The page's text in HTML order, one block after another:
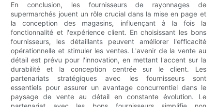
En conclusion, les fournisseurs de rayonnages de
supermarchés jouent un rôle crucial dans la mise en page et
la conception des magasins, influençant à la fois la
fonctionnalité et l'expérience client. En choisissant les bons
fournisseurs, les détaillants peuvent améliorer l'efficacité
opérationnelle et stimuler les ventes. L'avenir de la vente au
détail est prévu pour l'innovation, en mettant l'accent sur la
durabilité et la conception centrée sur le client. Les
partenariats stratégiques avec les fournisseurs sont
essentiels pour assurer un avantage concurrentiel dans le
paysage de vente au détail en constante évolution. Le